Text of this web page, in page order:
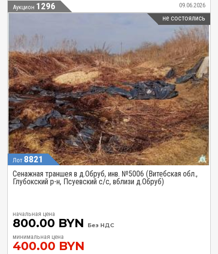
Аукцион 1296 09.06.2026
не состоялись
Лот 8821
Сенажная траншея в д.Обруб, инв. №5006 (Витебская обл.,
Глубокский р-н, Псуевский с/с, вблизи д.Обруб)
начальная цена
800.00 BYN Без НДС
минимальная цена
400.00 BYN